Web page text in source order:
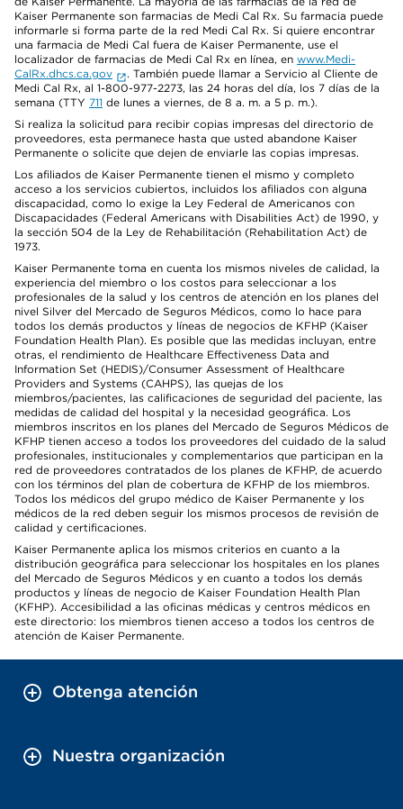
Kaiser Permanente son farmacias de Medi Cal Rx. Su farmacia puede
informarle si forma parte de la red Medi Cal Rx. Si quiere encontrar
una farmacia de Medi Cal fuera de Kaiser Permanente, use el
localizador de farmacias de Medi Cal Rx en línea, en www.Medi-
CalRx.dhcs.ca.gov
. También puede llamar a Servicio al Cliente de
Medi Cal Rx, al 1-800-977-2273, las 24 horas del día, los 7 días de la
semana (TTY 711 de lunes a viernes, de 8 a. m. a 5 p. m.).
Si realiza la solicitud para recibir copias impresas del directorio de
proveedores, esta permanece hasta que usted abandone Kaiser
Permanente o solicite que dejen de enviarle las copias impresas.
Los afiliados de Kaiser Permanente tienen el mismo y completo
acceso a los servicios cubiertos, incluidos los afiliados con alguna
discapacidad, como lo exige la Ley Federal de Americanos con
Discapacidades (Federal Americans with Disabilities Act) de 1990, y
la sección 504 de la Ley de Rehabilitación (Rehabilitation Act) de
1973.
Kaiser Permanente toma en cuenta los mismos niveles de calidad, la
experiencia del miembro o los costos para seleccionar a los
profesionales de la salud y los centros de atención en los planes del
nivel Silver del Mercado de Seguros Médicos, como lo hace para
todos los demás productos y líneas de negocios de KFHP (Kaiser
Foundation Health Plan). Es posible que las medidas incluyan, entre
otras, el rendimiento de Healthcare Effectiveness Data and
Information Set (HEDIS)/Consumer Assessment of Healthcare
Providers and Systems (CAHPS), las quejas de los
miembros/pacientes, las calificaciones de seguridad del paciente, las
medidas de calidad del hospital y la necesidad geográfica. Los
miembros inscritos en los planes del Mercado de Seguros Médicos de
KFHP tienen acceso a todos los proveedores del cuidado de la salud
profesionales, institucionales y complementarios que participan en la
red de proveedores contratados de los planes de KFHP, de acuerdo
con los términos del plan de cobertura de KFHP de los miembros.
Todos los médicos del grupo médico de Kaiser Permanente y los
médicos de la red deben seguir los mismos procesos de revisión de
calidad y certificaciones.
Kaiser Permanente aplica los mismos criterios en cuanto a la
distribución geográfica para seleccionar los hospitales en los planes
del Mercado de Seguros Médicos y en cuanto a todos los demás
productos y líneas de negocio de Kaiser Foundation Health Plan
(KFHP). Accesibilidad a las oficinas médicas y centros médicos en
este directorio: los miembros tienen acceso a todos los centros de
atención de Kaiser Permanente.
Obtenga atención
Nuestra organización